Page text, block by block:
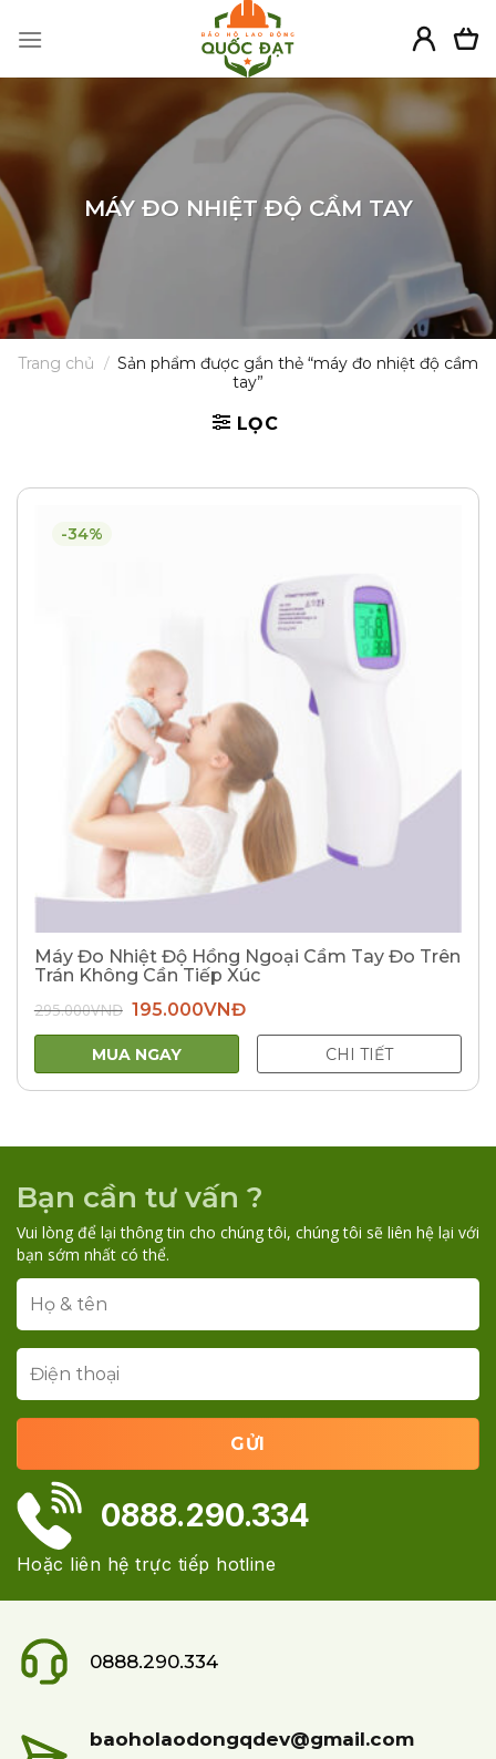
MÁY ĐO NHIỆT ĐỘ CẦM TAY
Trang chủ / Sản phẩm được gắn thẻ “máy đo nhiệt độ cầm
tay”
LỌC
-34%
Máy Đo Nhiệt Độ Hồng Ngoại Cầm Tay Đo Trên
Trán Không Cần Tiếp Xúc
295.000VNĐ Giá
gốc
là:
295.000VNĐ.
195.000VNĐGiá
tại
195.000VNĐ.
MUA NGAY CHI TIẾT
Bạn cần tư vấn ?
Vui lòng để lại thông tin cho chúng tôi, chúng tôi sẽ liên hệ lại với
bạn sớm nhất có thể.
0888.290.334
Hoặc liên hệ trực tiếp hotline
0888.290.334
baoholaodongqdev@gmail.com